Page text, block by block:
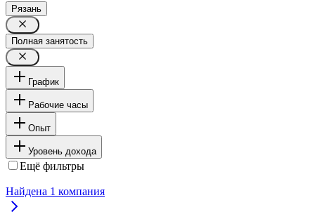
Рязань
Полная занятость
График
Рабочие часы
Опыт
Уровень дохода
Ещё фильтры
Найдена 1 компания